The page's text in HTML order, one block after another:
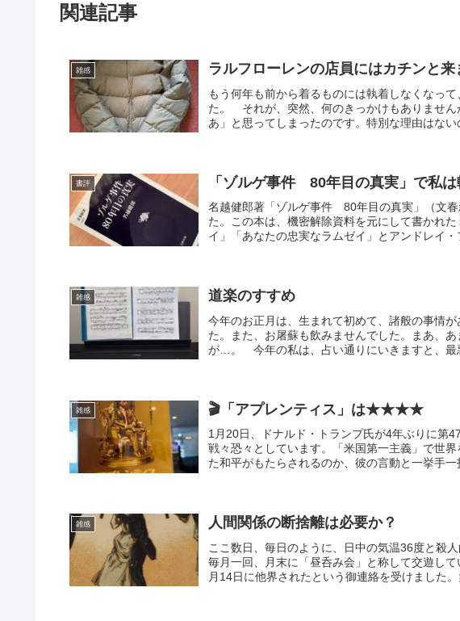
関連記事
雑感 ラルフローレンの店員にはカチンと来
もう何年も前から着るものには執着しなくなっ
た。 それが、突然、何のきっかけもありませ
あ」と思ってしまったのです。特別な理由はない
書評 「ゾルゲ事件 80年目の真実」で私
名越健郎著「ゾルゲ事件 80年目の真実」（文
た。この本は、機密解除資料を元にして書かれ
イ」「あなたの忠実なラムゼイ」とアンドレイ
雑感 道楽のすすめ
今年のお正月は、生まれて初めて、諸般の事情
た。また、お屠蘇も飲みませんでした。まあ、
が…。 今年の私は、占い通りにいきますと、最
雑感 🎬「アプレンティス」は★★★★
1月20日、ドナルド・トランプ氏が4年ぶりに第
戦々恐々としています。「米国第一主義」で世
た和平がもたらされるのか、彼の言動と一挙手一
雑感 人間関係の断捨離は必要か？
ここ数日、毎日のように、日中の気温36度と
毎月一回、月末に「昼呑み会」と称して交遊し
月14日に他界されたという御連絡を受けました。